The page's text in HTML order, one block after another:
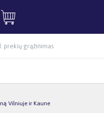
prekių grąžinimas
Vilniuje ir Kaune